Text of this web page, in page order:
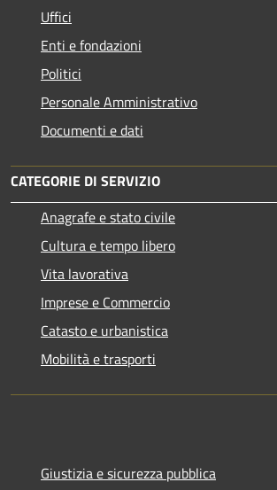
Uffici
Enti e fondazioni
Politici
Personale Amministrativo
Documenti e dati
CATEGORIE DI SERVIZIO
Anagrafe e stato civile
Cultura e tempo libero
Vita lavorativa
Imprese e Commercio
Catasto e urbanistica
Mobilità e trasporti
Giustizia e sicurezza pubblica